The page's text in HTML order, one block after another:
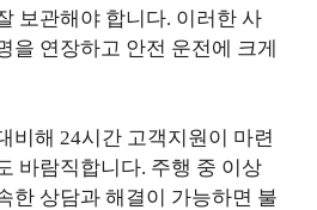
보관해야 합니다. 이러한 사
을 연장하고 안전 운전에 크게
비해 24시간 고객지원이 마련
바람직합니다. 주행 중 이상
한 상담과 해결이 가능하면 불